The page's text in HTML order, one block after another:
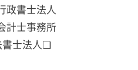
政書士法人
計士事務所
書士法人❏